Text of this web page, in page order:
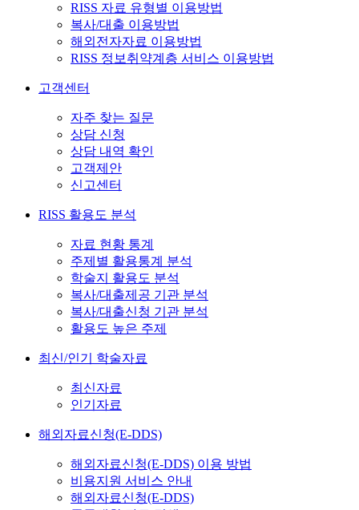
RISS 자료 유형별 이용방법
복사/대출 이용방법
해외전자자료 이용방법
RISS 정보취약계층 서비스 이용방법
고객센터
자주 찾는 질문
상담 신청
상담 내역 확인
고객제안
신고센터
RISS 활용도 분석
자료 현황 통계
주제별 활용통계 분석
학술지 활용도 분석
복사/대출제공 기관 분석
복사/대출신청 기관 분석
활용도 높은 주제
최신/인기 학술자료
최신자료
인기자료
해외자료신청(E-DDS)
해외자료신청(E-DDS) 이용 방법
비용지원 서비스 안내
해외자료신청(E-DDS)